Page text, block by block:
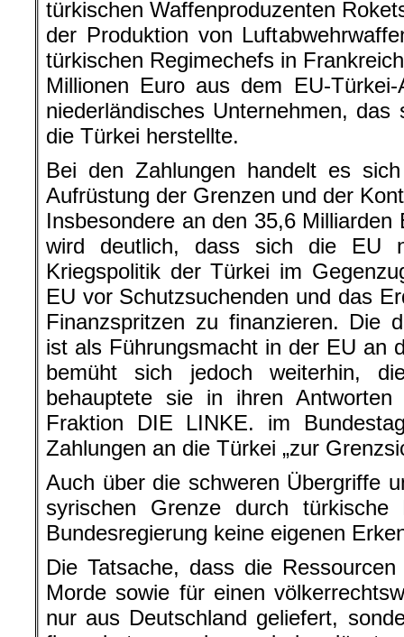
Bei den Zahlungen handelt es
Aufrüstung der Grenzen und der
Insbesondere an den 35,6
wird deutlich, dass sich die EU
Kriegspolitik der Türkei im
EU vor Schutzsuchenden und das
Finanzspritzen zu finanzieren. Die
ist als Führungsmacht in der EU an
bemüht sich jedoch weiterhin,
behauptete sie in ihren
Fraktion DIE LINKE. im
Zahlungen an die Türkei „zur
Auch über die schweren Übergriffe
syrischen Grenze durch türkische
Bundesregierung keine eigenen
Die Tatsache, dass die
Morde sowie für einen
nur aus Deutschland geliefert,
finanziert worden sind, lässt
Bundesregierung und der EU mit
einem neuen Licht erscheinen.
Erdoğan in